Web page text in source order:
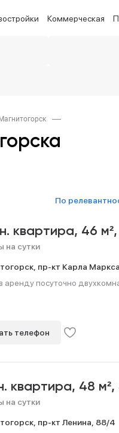
Коммерческая
по
квартира, 46 м²,
на сутки
пр-кт Карла Маркса,
аренду посуточно
телефон
квартира, 48 м²,
на сутки
пр-кт Ленина, 88/4